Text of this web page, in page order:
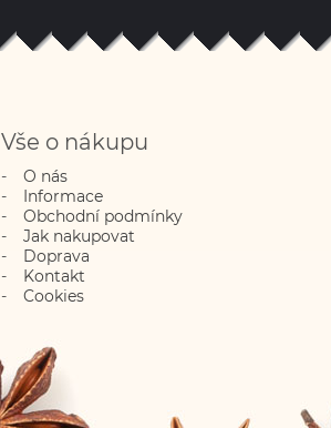
Vše o nákupu
O nás
Informace
Obchodní podmínky
Jak nakupovat
Doprava
Kontakt
Cookies